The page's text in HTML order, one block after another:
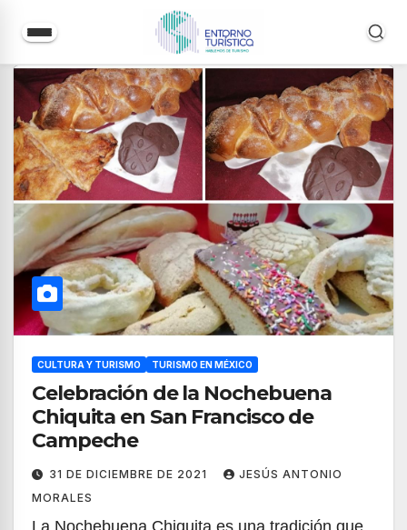
Saltar
contenido
CULTURA Y TURISMO TURISMO EN MÉXICO
Celebración de la Nochebuena
Chiquita en San Francisco de
Campeche
31 DE DICIEMBRE DE 2021
JESÚS ANTONIO
MORALES
La Nochebuena Chiquita es una tradición que